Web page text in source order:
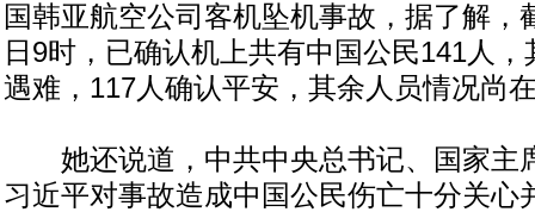
国韩亚航空公司客机坠机事故，据了解，
日9时，已确认机上共有中国公民141人
遇难，117人确认平安，其余人员情况尚
她还说道，中共中央总书记、国家主
习近平对事故造成中国公民伤亡十分关心